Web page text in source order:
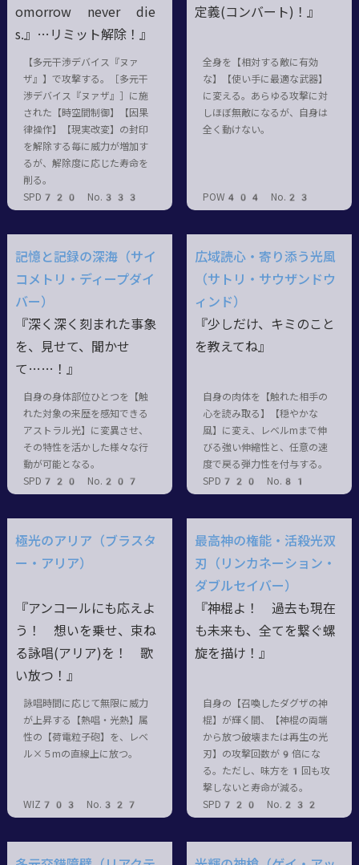
omorrow never die
s.』…リミット解除！』
【多元干渉デバイス『ヌァ
ザ』】で攻撃する。［多元干
渉デバイス『ヌァザ』］に施
された【時空間制御】【因果
律操作】【現実改変】の封印
を解除する毎に威力が増加す
るが、解除度に応じた寿命を
削る。
SPD720 No.333
定義(コンバート)！』
全身を【相対する敵に有効
な】【使い手に最適な武器】
に変える。あらゆる攻撃に対
しほぼ無敵になるが、自身は
全く動けない。
POW404 No.23
記憶と記録の深海（サイ
コメトリ・ディープダイ
バー）
『深く深く刻まれた事象
を、見せて、聞かせ
て……！』
自身の身体部位ひとつを【触
れた対象の来歴を感知できる
アストラル光】に変異させ、
その特性を活かした様々な行
動が可能となる。
SPD720 No.207
広域読心・寄り添う光風
（サトリ・サウザンドウ
ィンド）
『少しだけ、キミのこと
を教えてね』
自身の肉体を【触れた相手の
心を読み取る】【穏やかな
風】に変え、レベルmまで伸
びる強い伸縮性と、任意の速
度で戻る弾力性を付与する。
SPD720 No.81
極光のアリア（ブラスタ
ー・アリア）
『アンコールにも応えよ
う！ 想いを乗せ、束ね
る詠唱(アリア)を！ 歌
い放つ！』
詠唱時間に応じて無限に威力
が上昇する【熱唱・光熱】属
性の【荷電粒子砲】を、レベ
ル×５mの直線上に放つ。
WIZ703 No.327
最高神の権能・活殺光双
刃（リンカネーション・
ダブルセイバー）
『神棍よ！ 過去も現在
も未来も、全てを繋ぐ螺
旋を描け！』
自身の【召喚したダグザの神
棍】が輝く間、【神棍の両端
から放つ破壊または再生の光
刃】の攻撃回数が9倍にな
る。ただし、味方を1回も攻
撃しないと寿命が減る。
SPD720 No.232